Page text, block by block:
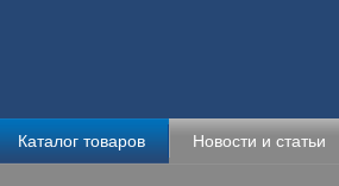
Каталог товаров Новости и статьи